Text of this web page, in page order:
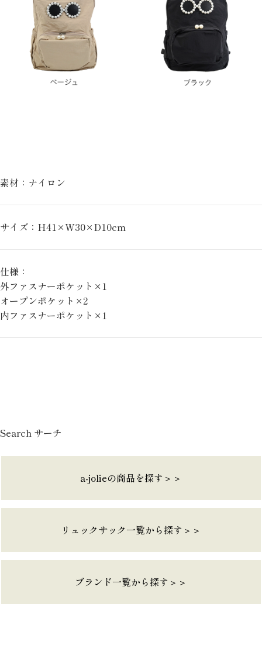
素材：ナイロン
サイズ：H41×W30×D10cm
仕様：
外ファスナーポケット×1
オープンポケット×2
内ファスナーポケット×1
Search サーチ
a-jolieの商品を探す＞＞
リュックサック一覧から探す＞＞
ブランド一覧から探す＞＞